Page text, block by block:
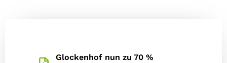
Glockenhof nun zu 70 %